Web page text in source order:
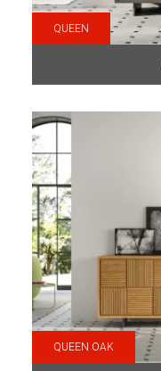
QUEEN
QUEEN OAK